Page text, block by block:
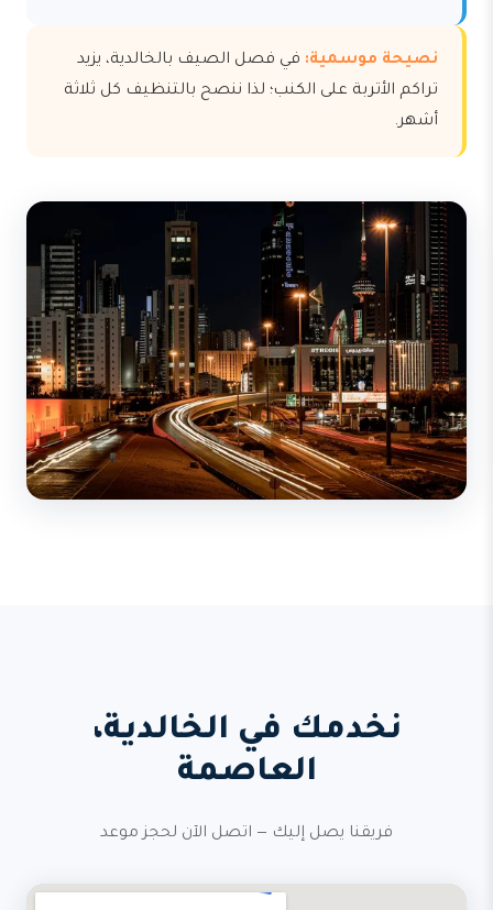
نصيحة موسمية: في فصل الصيف بالخالدية، يزيد
تراكم الأتربة على الكنب؛ لذا ننصح بالتنظيف كل ثلاثة
أشهر.
نخدمك في الخالدية،
العاصمة
فريقنا يصل إليك — اتصل الآن لحجز موعد